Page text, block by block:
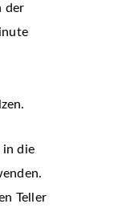
der
in die
Teller